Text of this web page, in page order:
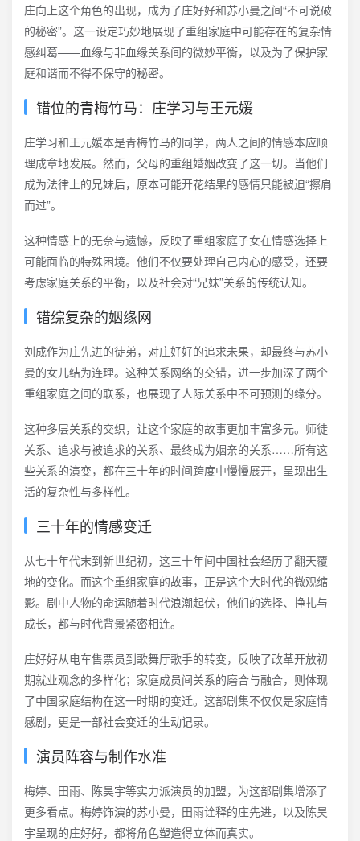
庄向上这个角色的出现，成为了庄好好和苏小曼之间“不可说破
的秘密”。这一设定巧妙地展现了重组家庭中可能存在的复杂情
感纠葛——血缘与非血缘关系间的微妙平衡，以及为了保护家
庭和谐而不得不保守的秘密。
错位的青梅竹马：庄学习与王元媛
庄学习和王元媛本是青梅竹马的同学，两人之间的情感本应顺
理成章地发展。然而，父母的重组婚姻改变了这一切。当他们
成为法律上的兄妹后，原本可能开花结果的感情只能被迫“擦肩
而过”。
这种情感上的无奈与遗憾，反映了重组家庭子女在情感选择上
可能面临的特殊困境。他们不仅要处理自己内心的感受，还要
考虑家庭关系的平衡，以及社会对“兄妹”关系的传统认知。
错综复杂的姻缘网
刘成作为庄先进的徒弟，对庄好好的追求未果，却最终与苏小
曼的女儿结为连理。这种关系网络的交错，进一步加深了两个
重组家庭之间的联系，也展现了人际关系中不可预测的缘分。
这种多层关系的交织，让这个家庭的故事更加丰富多元。师徒
关系、追求与被追求的关系、最终成为姻亲的关系……所有这
些关系的演变，都在三十年的时间跨度中慢慢展开，呈现出生
活的复杂性与多样性。
三十年的情感变迁
从七十年代末到新世纪初，这三十年间中国社会经历了翻天覆
地的变化。而这个重组家庭的故事，正是这个大时代的微观缩
影。剧中人物的命运随着时代浪潮起伏，他们的选择、挣扎与
成长，都与时代背景紧密相连。
庄好好从电车售票员到歌舞厅歌手的转变，反映了改革开放初
期就业观念的多样化；家庭成员间关系的磨合与融合，则体现
了中国家庭结构在这一时期的变迁。这部剧集不仅仅是家庭情
感剧，更是一部社会变迁的生动记录。
演员阵容与制作水准
梅婷、田雨、陈昊宇等实力派演员的加盟，为这部剧集增添了
更多看点。梅婷饰演的苏小曼，田雨诠释的庄先进，以及陈昊
宇呈现的庄好好，都将角色塑造得立体而真实。